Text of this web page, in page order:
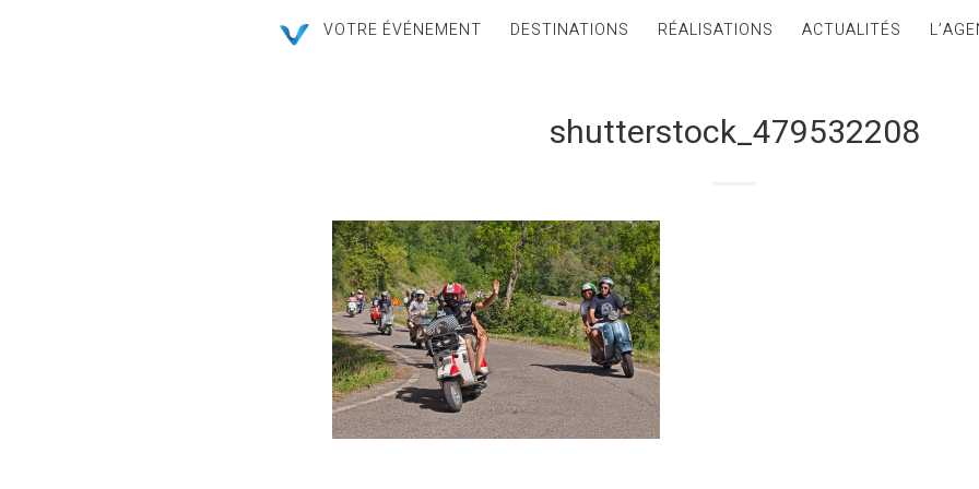
VOTRE ÉVÉNEMENT DESTINATIONS RÉALISATIONS ACTUALITÉS
shutterstock_479532208